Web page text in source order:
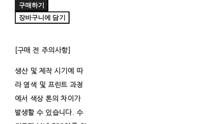
구매하기
장바구니에 담기
[구매 전 주의사항]
생산 및 제작 시기에 따
라 염색 및 프린트 과정
에서 색상 톤의 차이가
발생할 수 있습니다. 수